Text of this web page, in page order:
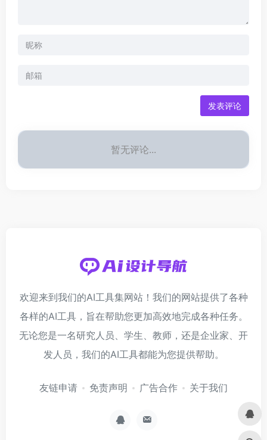
发表评论
暂无评论...
欢迎来到我们的AI工具集网站！我们的网站提供了各种
各样的AI工具，旨在帮助您更加高效地完成各种任务。
无论您是一名研究人员、学生、教师，还是企业家、开
发人员，我们的AI工具都能为您提供帮助。
友链申请 免责声明 广告合作 关于我们